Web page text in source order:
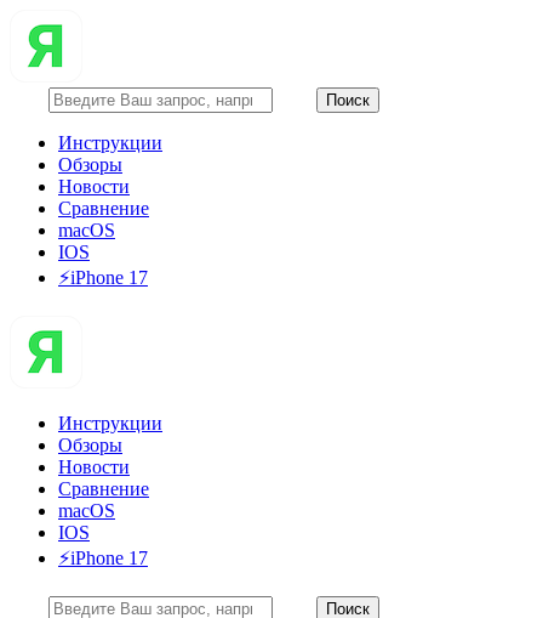
Инструкции
Обзоры
Новости
Сравнение
macOS
IOS
⚡️iPhone 17
Инструкции
Обзоры
Новости
Сравнение
macOS
IOS
⚡️iPhone 17